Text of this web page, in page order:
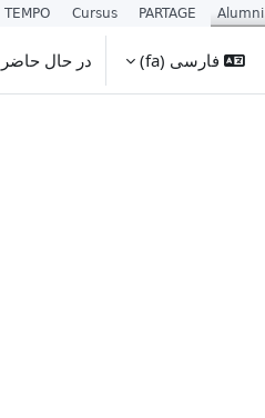
فارسی ‎(fa)‎ در حال
Alumni
PARTAGE
Cursus
TEMPO